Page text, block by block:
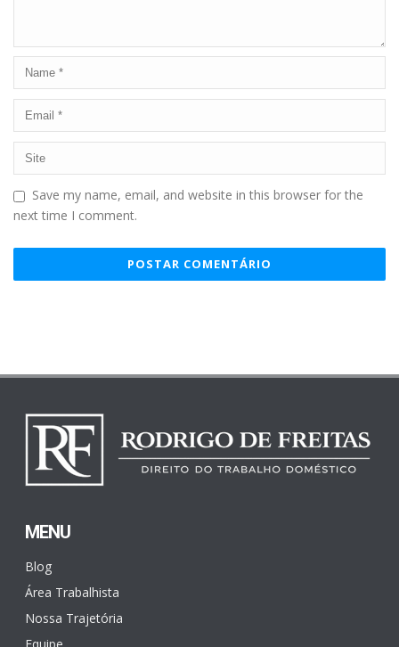
Save my name, email, and website in this browser for the
next time I comment.
MENU
Blog
Área Trabalhista
Nossa Trajetória